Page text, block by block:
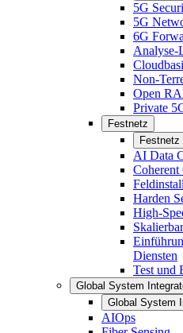
5G
5G
6G
Analyse-
Non-
Open
Private
Festnetz
Festnetz
AI Data
Coherent
Harden
High-
Diensten
Test und
Global System
Global System
AIOps